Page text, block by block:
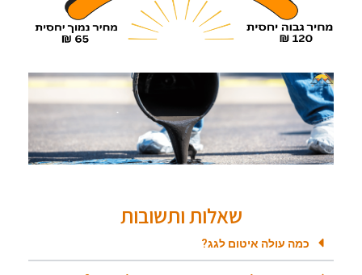
שאלות ותשובות
כמה עולה איטום לגג?